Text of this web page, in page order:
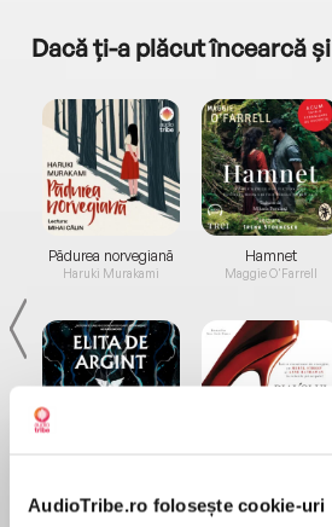
AudioTribe.ro folosește cookie-uri
Dacă ți-a plăcut încearcă și
Pădurea norvegiană
Haruki Murakami
de...
Dani Francis
Hamnet
Maggie O'Farrell
la...
Lauren Weisberger